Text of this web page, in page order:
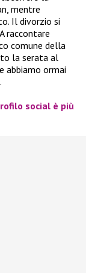
mentre
Il divorzio si
raccontare
comune della
la serata al
abbiamo ormai
social è più